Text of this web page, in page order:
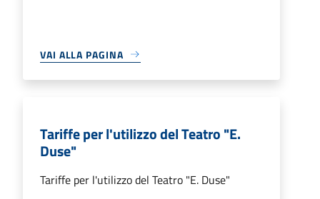
VAI ALLA PAGINA
Tariffe per l'utilizzo del Teatro "E.
Duse"
Tariffe per l'utilizzo del Teatro "E. Duse"